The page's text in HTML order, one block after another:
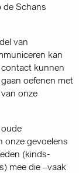
de Schans
van
kan
contact kunnen
oefenen met
onze
onze gevoelens
(kinds-
mee die –vaak